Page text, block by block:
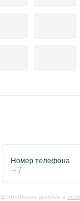
Номер телефона
данных и